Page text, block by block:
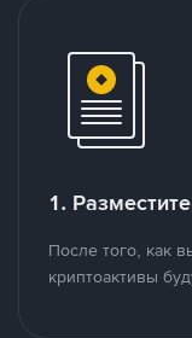
1.
После того, как
криптоактивы